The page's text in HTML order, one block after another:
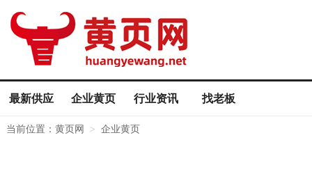
最新供应 企业黄页 行业资讯 找老板
当前位置： 黄页网 > 企业黄页